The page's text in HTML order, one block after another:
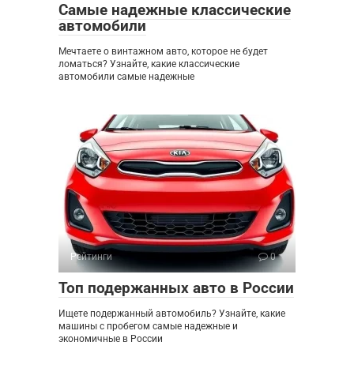
Самые надежные классические
автомобили
Мечтаете о винтажном авто, которое не будет
ломаться? Узнайте, какие классические
автомобили самые надежные
Рейтинги 0
Топ подержанных авто в России
Ищете подержанный автомобиль? Узнайте, какие
машины с пробегом самые надежные и
экономичные в России